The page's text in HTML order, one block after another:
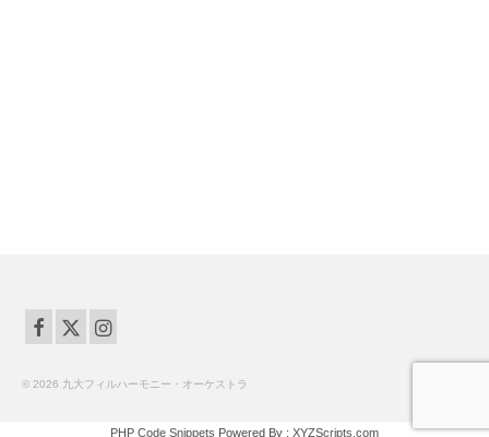
© 2026 九大フィルハーモニー・オーケストラ
PHP Code Snippets Powered By : XYZScripts.com